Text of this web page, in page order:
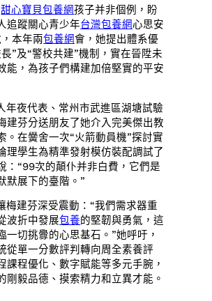
甜心寶貝包養網孩子并非個例，盼
追蹤關心青少年台灣包養網心思安
本年兩包養網會，她提出體系優
”及“警校共建”機制，實在晉陞未
能，為孩子們構建加倍堅實的平安
年夜代表、常州市武進區湖塘試驗
建芬分送朋友了她介入完美傑出教
。在黌舍一次“火箭動員機”探討實
理學生為精準發射模仿裝配調試了
：“99次的顛仆并非白費，它們是
默展下的臺階。”
梅建芬深受震動：“我們需求器重
波折中發展包養的堅韌與勇氣，這
一切挑釁的心思基石。”她呼吁，
從單一分數評判轉向周全素養評
課程優化、數字賦能等多元手腕，
剛毅品德、摸索精力和立異才能。